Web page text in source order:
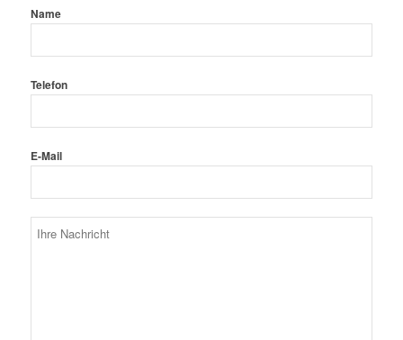
Name
Telefon
E-Mail